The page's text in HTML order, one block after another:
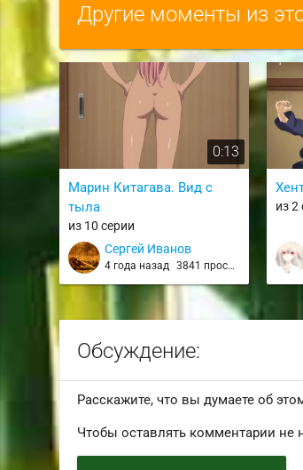
Другие моменты из
0:13
Марин Китагава. Вид с
тыла
из 10 серии
Сергей Иванов
4 года назад 3841 просмотр
из 2
Обсуждение:
Расскажите, что вы думаете об
Чтобы оставлять комментарии не